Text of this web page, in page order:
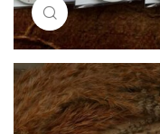
Resimi büyütmek